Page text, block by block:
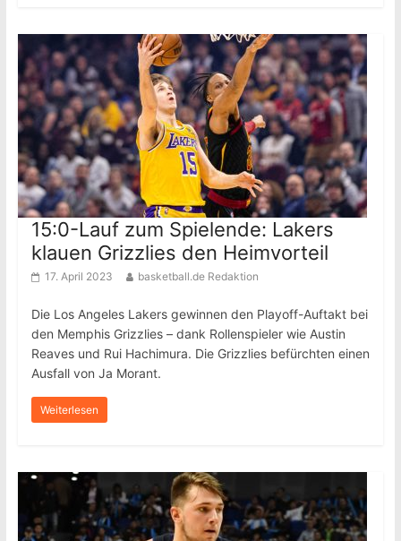
15:0-Lauf zum Spielende: Lakers
klauen Grizzlies den Heimvorteil
17. April 2023 basketball.de Redaktion
Die Los Angeles Lakers gewinnen den Playoff-Auftakt bei
den Memphis Grizzlies – dank Rollenspieler wie Austin
Reaves und Rui Hachimura. Die Grizzlies befürchten einen
Ausfall von Ja Morant.
Weiterlesen